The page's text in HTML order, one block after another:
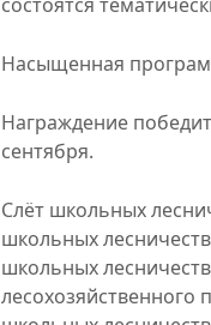
Насыщенная
Награждение
сентября.
Слёт школьных
школьных
школьных